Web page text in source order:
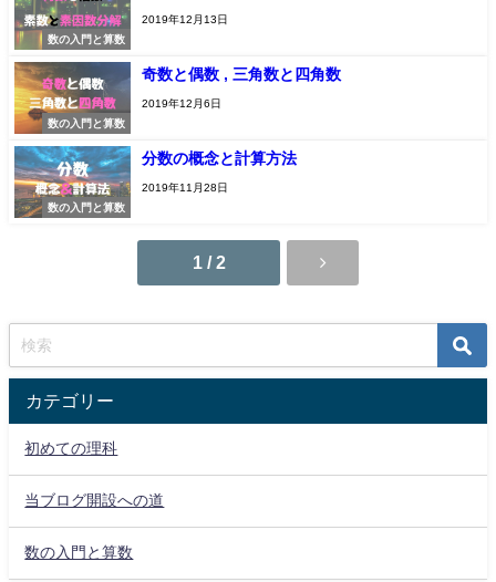
数の入門と算数
2019年12月13日
数の入門と算数
奇数と偶数 , 三角数と四角数
2019年12月6日
数の入門と算数
分数の概念と計算方法
2019年11月28日
1 / 2
カテゴリー
初めての理科
当ブログ開設への道
数の入門と算数